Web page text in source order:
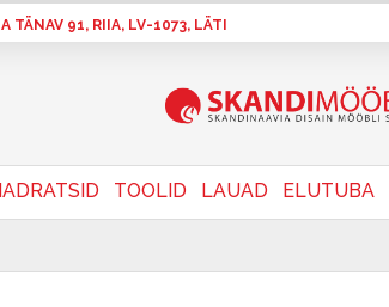
TÄNAV 91, RIIA, LV-1073, LÄTI
TOOLID LAUAD ELUTUBA